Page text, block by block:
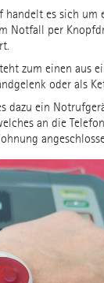
handelt es sich um
Notfall per
zum einen aus
oder als
dazu ein
an die